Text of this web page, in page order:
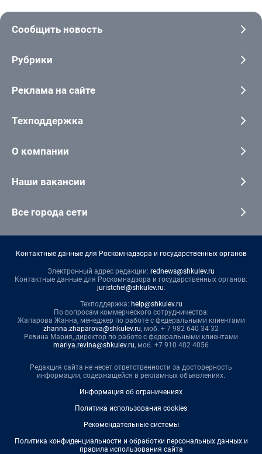
Сообщить новость
Рубрики
Реклама на сайте
Техподдержка
О компании
Наши вакансии
Все города сети
Контактные данные для Роскомнадзора и государственных органов
Электронный адрес редакции: rednews@shkulev.ru
Контактные данные для Роскомнадзора и государственных органов:
juristchel@shkulev.ru.
Техподдержка: help@shkulev.ru
По вопросам коммерческого сотрудничества:
Жапарова Жанна, менеджер по работе с федеральными клиентами
zhanna.zhaparova@shkulev.ru, моб. + 7 982 640 34 32
Ревина Мария, директор по работе с федеральными клиентами
mariya.revina@shkulev.ru, моб. +7 910 402 4056
Редакция сайта не несет ответственности за достоверность
информации, содержащейся в рекламных объявлениях.
Информация об ограничениях
Политика использования cookies
Рекомендательные системы
Политика конфиденциальности и обработки персональных данных и
правила использования сайта